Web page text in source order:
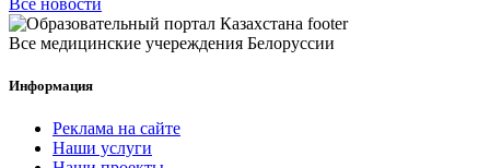
Все новости
Все медицинские учереждения Белоруссии
Информация
Реклама на сайте
Наши услуги